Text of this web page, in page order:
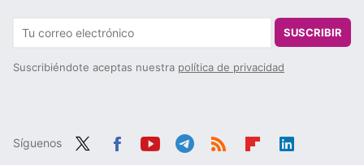
SUSCRIBIR
Suscribiéndote aceptas nuestra política de privacidad
Síguenos